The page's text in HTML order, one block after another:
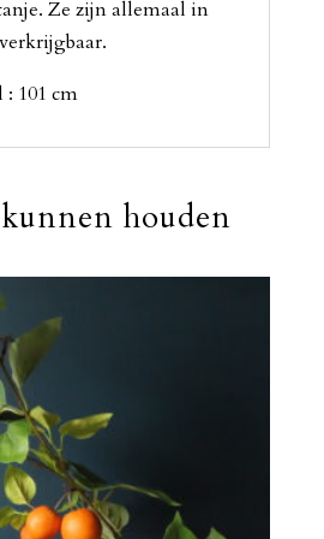
Ze zijn allemaal in
101 cm
houden